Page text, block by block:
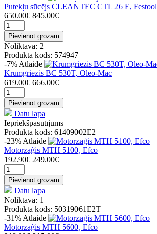
Putekļu sūcējs CLEANTEC CTL 26 E, Festool
650.00€ 845.00€
Pievienot grozam
Noliktavā: 2
Produkta kods: 574947
-7% Atlaide
Krūmgriezis BC 530T, Oleo-Mac
619.00€ 666.00€
Pievienot grozam
Datu lapa
Iepriekšpasūtījums
Produkta kods: 61409002E2
-23% Atlaide
Motorzāģis MTH 5100, Efco
192.90€ 249.00€
Pievienot grozam
Datu lapa
Noliktavā: 1
Produkta kods: 50319061E2T
-31% Atlaide
Motorzāģis MTH 5600, Efco